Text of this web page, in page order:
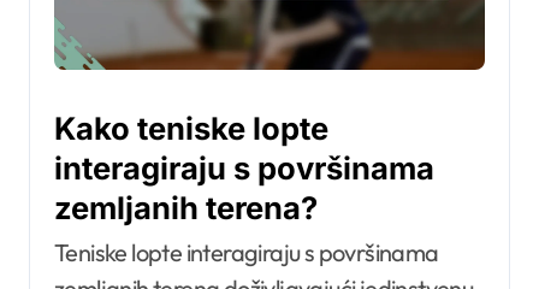
Kako teniske lopte
interagiraju s površinama
zemljanih terena?
Teniske lopte interagiraju s površinama